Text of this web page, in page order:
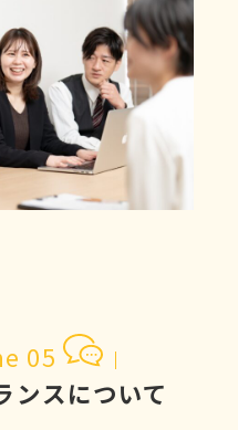
05
ンスについて